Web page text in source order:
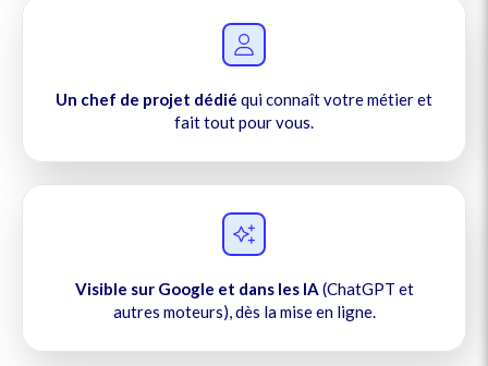
Un chef de projet dédié qui connaît votre métier et
fait tout pour vous.
Visible sur Google et dans les IA (ChatGPT et
autres moteurs), dès la mise en ligne.